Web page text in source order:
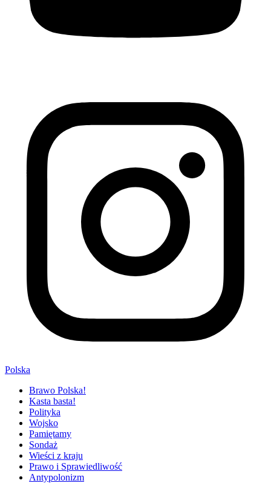
Polska
Brawo Polska!
Kasta basta!
Polityka
Wojsko
Pamiętamy
Sondaż
Wieści z kraju
Prawo i Sprawiedliwość
Antypolonizm